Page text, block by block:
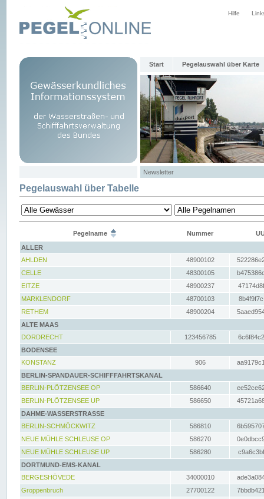
Hilfe
Start Pegelauswahl über Karte
Newsletter
Pegelauswahl über Tabelle
Pegelname Nummer
ALLER
AHLDEN
48900102
CELLE
48300105
EITZE
48900237
MARKLENDORF
48700103
RETHEM
48900204
ALTE MAAS
DORDRECHT
123456785
BODENSEE
KONSTANZ
906
BERLIN-SPANDAUER-SCHIFFFAHRTSKANAL
BERLIN-PLÖTZENSEE OP
586640
BERLIN-PLÖTZENSEE UP
586650
DAHME-WASSERSTRASSE
BERLIN-SCHMÖCKWITZ
586810
NEUE MÜHLE SCHLEUSE OP
586270
NEUE MÜHLE SCHLEUSE UP
586280
DORTMUND-EMS-KANAL
BERGESHÖVEDE
34000010
Groppenbruch
27700122